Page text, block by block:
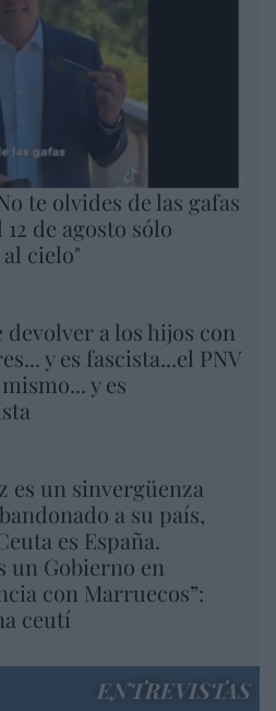
te olvides de las gafas
de agosto sólo
cielo"
devolver a los hijos con
y es fascista...el PNV
y es
es un sinvergüenza
a su país,
es España.
un Gobierno en
con Marruecos”:
ceutí
ENTREVISTAS